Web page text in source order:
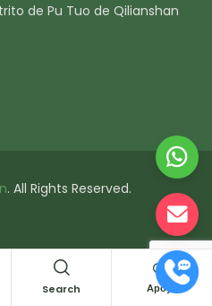
Search Apoyo
de Pu Tuo de Qilianshan
. All Rights Reserved.